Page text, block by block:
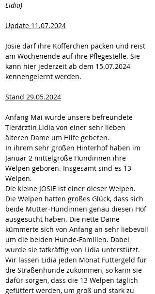
Lidia)
Update 11.07.2024
Josie darf ihre Köfferchen packen und reist
am Wochenende auf ihre Pflegestelle. Sie
kann hier jederzeit ab dem 15.07.2024
kennengelernt werden.
Stand 29.05.2024
Anfang Mai wurde unsere befreundete
Tierärztin Lidia von einer sehr lieben
älteren Dame um Hilfe gebeten.
In ihrem sehr großen Hinterhof haben im
Januar 2 mittelgroße Hündinnen ihre
Welpen geboren. Insgesamt sind es 13
Welpen.
Die kleine JOSIE ist einer dieser Welpen.
Die Welpen hatten großes Glück, dass sich
beide Mutter-Hündinnen genau diesen Hof
ausgesucht haben. Die nette Dame
kümmerte sich von Anfang an sehr liebevoll
um die beiden Hunde-Familien. Dabei
wurde sie tatkräftig von Lidia unterstützt.
Wir lassen Lidia jeden Monat Futtergeld für
die Straßenhunde zukommen, so kann sie
dafür sorgen, dass die 13 Welpen täglich
gefüttert werden, um groß und stark zu